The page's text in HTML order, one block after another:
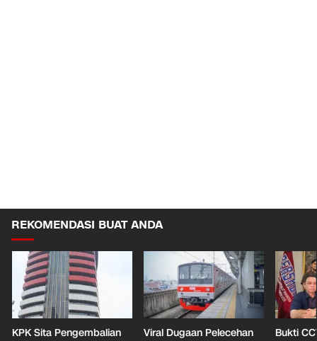
REKOMENDASI BUAT ANDA
KPK Sita Pengembalian
Viral Dugaan Pelecehan
Bukti